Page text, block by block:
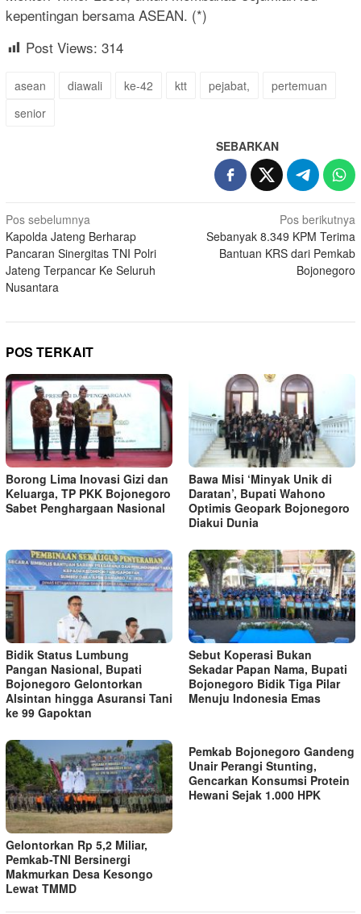
kepentingan bersama ASEAN. (*)
Post Views: 314
asean diawali ke-42 ktt pejabat,
pertemuan
senior
SEBARKAN
Navigasi
pos
Pos sebelumnya
Kapolda Jateng Berharap
Pancaran Sinergitas TNI Polri
Jateng Terpancar Ke Seluruh
Nusantara
Pos berikutnya
Sebanyak 8.349 KPM Terima
Bantuan KRS dari Pemkab
Bojonegoro
POS TERKAIT
Borong Lima Inovasi Gizi dan
Keluarga, TP PKK Bojonegoro
Sabet Penghargaan Nasional
Bawa Misi ‘Minyak Unik di
Daratan’, Bupati Wahono
Optimis Geopark Bojonegoro
Diakui Dunia
Bidik Status Lumbung
Pangan Nasional, Bupati
Bojonegoro Gelontorkan
Alsintan hingga Asuransi Tani
ke 99 Gapoktan
Sebut Koperasi Bukan
Sekadar Papan Nama, Bupati
Bojonegoro Bidik Tiga Pilar
Menuju Indonesia Emas
Gelontorkan Rp 5,2 Miliar,
Pemkab-TNI Bersinergi
Makmurkan Desa Kesongo
Lewat TMMD
Pemkab Bojonegoro Gandeng
Unair Perangi Stunting,
Gencarkan Konsumsi Protein
Hewani Sejak 1.000 HPK